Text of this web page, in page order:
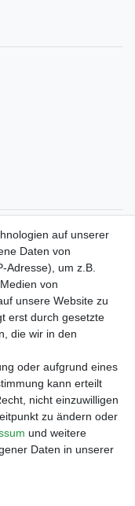
auf unserer
Daten von
Adresse), um z.B.
von
unsere Website zu
erst durch gesetzte
die wir in den
oder aufgrund eines
kann erteilt
nicht einzuwilligen
zu ändern oder
und weitere
Daten in unserer